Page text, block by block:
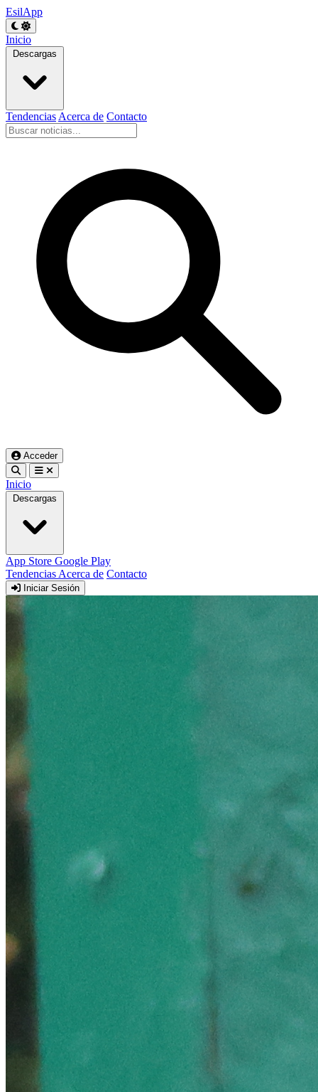
EsilApp
Inicio
Descargas
Tendencias Acerca de Contacto
Acceder
Inicio
Descargas
App Store Google Play
Tendencias Acerca de Contacto
Iniciar Sesión